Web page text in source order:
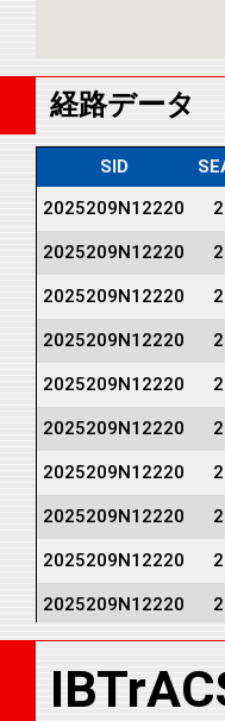
経路データ
SID
2025209N12220
2025209N12220
2025209N12220
2025209N12220
2025209N12220
2025209N12220
2025209N12220
2025209N12220
2025209N12220
2025209N12220
2025209N12220
2025209N12220